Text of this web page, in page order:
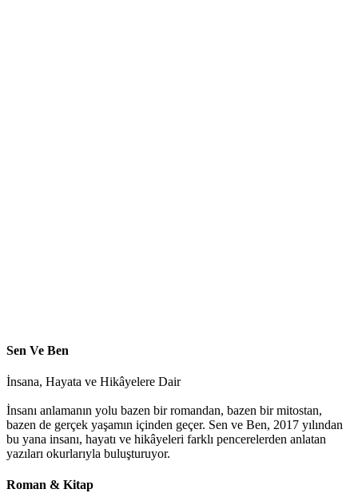
Sen Ve Ben
İnsana, Hayata ve Hikâyelere Dair
İnsanı anlamanın yolu bazen bir romandan, bazen bir mitostan,
bazen de gerçek yaşamın içinden geçer. Sen ve Ben, 2017 yılından
bu yana insanı, hayatı ve hikâyeleri farklı pencerelerden anlatan
yazıları okurlarıyla buluşturuyor.
Roman & Kitap